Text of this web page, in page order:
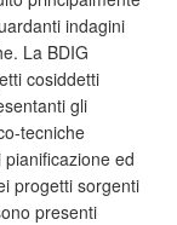
indagini
La BDIG
cosiddetti
gli
tecniche
ed
progetti sorgenti
presenti